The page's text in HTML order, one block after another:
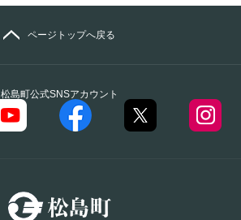
松島町公式SNSアカウント
ページトップへ戻る